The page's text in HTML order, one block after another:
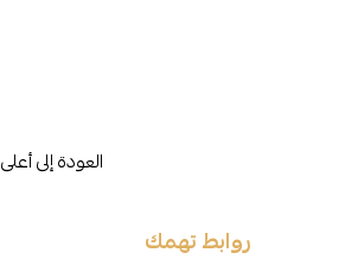
العودة إلى أعلى
روابط تهمك